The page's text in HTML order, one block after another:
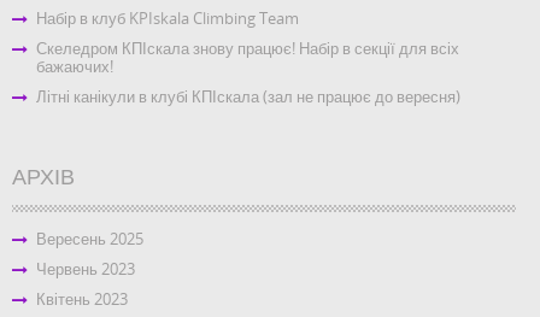
Набір в клуб KPIskala Climbing Team
Скеледром КПІскала знову працює! Набір в секції для всіх
бажаючих!
Літні канікули в клубі КПІскала (зал не працює до вересня)
АРХІВ
Вересень 2025
Червень 2023
Квітень 2023